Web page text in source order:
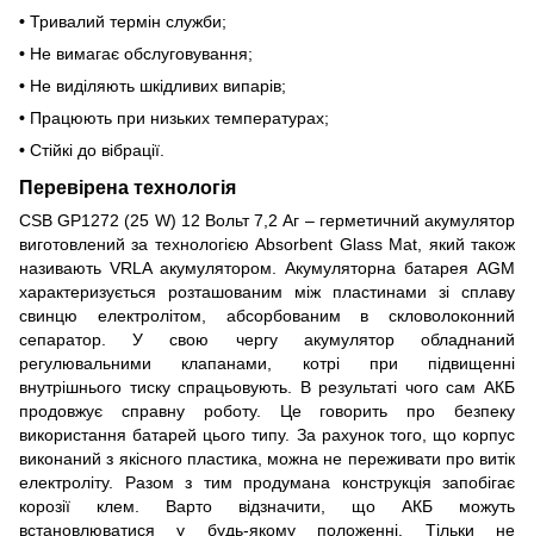
• Тривалий термін служби;
• Не вимагає обслуговування;
• Не виділяють шкідливих випарів;
• Працюють при низьких температурах;
• Стійкі до вібрації.
Перевірена технологія
CSB GP1272 (25 W) 12 Вольт 7,2 Аг – герметичний акумулятор
виготовлений за технологією Absorbent Glass Mat, який також
називають VRLA акумулятором. Акумуляторна батарея AGM
характеризується розташованим між пластинами зі сплаву
свинцю електролітом, абсорбованим в скловолоконний
сепаратор. У свою чергу акумулятор обладнаний
регулювальними клапанами, котрі при підвищенні
внутрішнього тиску спрацьовують. В результаті чого сам АКБ
продовжує справну роботу. Це говорить про безпеку
використання батарей цього типу. За рахунок того, що корпус
виконаний з якісного пластика, можна не переживати про витік
електроліту. Разом з тим продумана конструкція запобігає
корозії клем. Варто відзначити, що АКБ можуть
встановлюватися у будь-якому положенні. Тільки не